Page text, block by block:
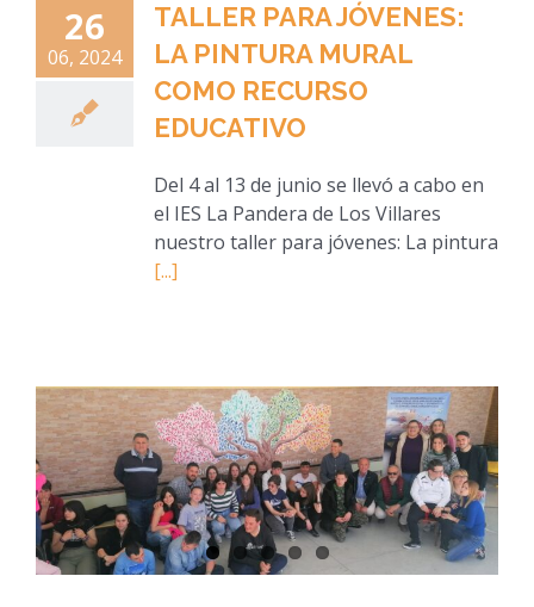
26
06, 2024
TALLER PARA JÓVENES:
LA PINTURA MURAL
COMO RECURSO
EDUCATIVO
Del 4 al 13 de junio se llevó a cabo en
el IES La Pandera de Los Villares
nuestro taller para jóvenes: La pintura
[...]